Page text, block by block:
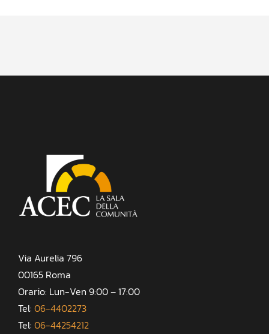
Via Aurelia 796
00165 Roma
Orario: Lun-Ven 9:00 – 17:00
Tel: 06-4402273
Tel: 06-44254212